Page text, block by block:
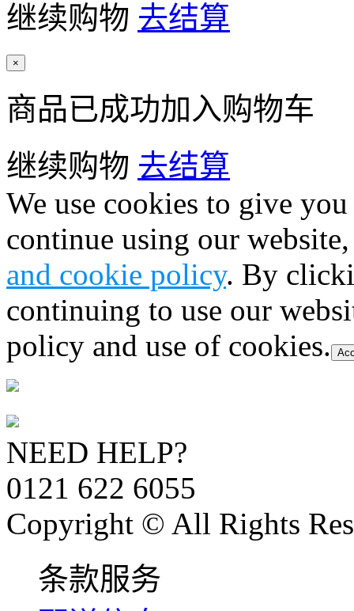
继续购物 去结算
×
商品已成功加入购物车
继续购物 去结算
We use cookies to give
continue using our
and cookie policy. By
continuing to use our
policy and use of cookies.
NEED HELP?
0121 622 6055
Copyright © All Rights
条款服务